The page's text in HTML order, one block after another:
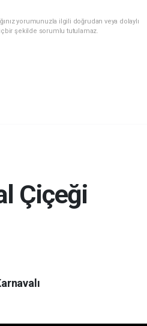
yorumunuzla ilgili doğrudan veya dolaylı
şekilde sorumlu tutulamaz.
Çiçeği